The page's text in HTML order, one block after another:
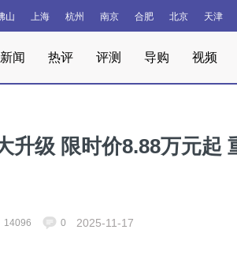
山 上海 杭州 南京 合肥 北京 天津
新闻 热评 评测 导购 视频
升级 限时价8.88万元起
14096 0 2025-11-17